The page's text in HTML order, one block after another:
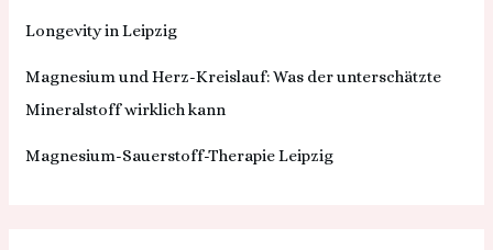
Longevity in Leipzig
Magnesium und Herz-Kreislauf: Was der unterschätzte
Mineralstoff wirklich kann
Magnesium-Sauerstoff-Therapie Leipzig